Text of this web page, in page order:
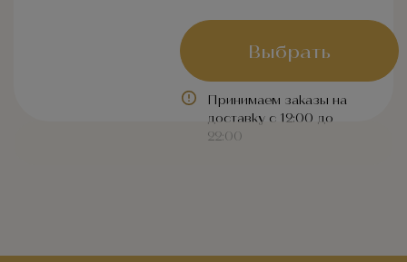
Выбрать
Принимаем заказы на
доставку с 12:00 до
22:00